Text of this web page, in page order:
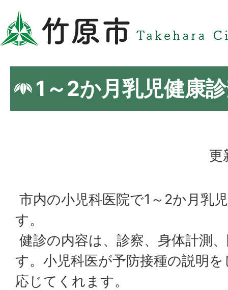
1～2か月乳児健康
更
市内の小児科医院で1～2か月乳
す。
健診の内容は、診察、身体計測
す。小児科医が予防接種の説明
応じてくれます。